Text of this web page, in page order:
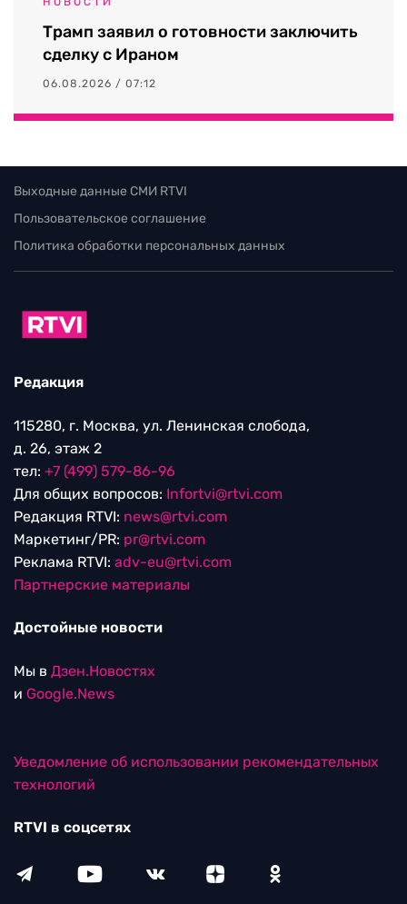
Трамп заявил о готовности заключить
сделку с Ираном
06.08.2026 / 07:12
Выходные данные СМИ RTVI
Пользовательское соглашение
Политика обработки персональных данных
Редакция
115280, г. Москва, ул. Ленинская слобода,
д. 26, этаж 2
тел: +7 (499) 579-86-96
Для общих вопросов: Infortvi@rtvi.com
Редакция RTVI: news@rtvi.com
Маркетинг/PR: pr@rtvi.com
Реклама RTVI: adv-eu@rtvi.com
Партнерские материалы
Достойные новости
Мы в Дзен.Новостях
и Google.News
Уведомление об использовании рекомендательных
технологий
RTVI в соцсетях